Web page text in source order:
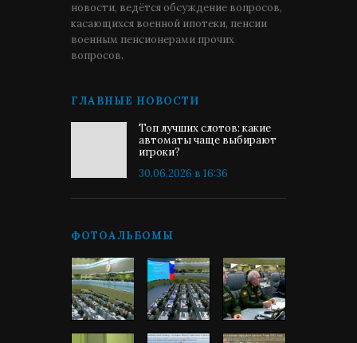
новости, ведётся обсуждение вопросов,
касающихся военной ипотеки, пенсии
военным пенсионерами прочих
вопросов.
ГЛАВНЫЕ НОВОСТИ
Топ лучших слотов: какие
автоматы чаще выбирают
игроки?
30.06.2026 в 16:36
ФОТОАЛЬБОМЫ